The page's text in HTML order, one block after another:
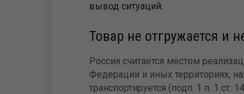
вывод ситуаций.
Товар не отгружается и
Россия считается местом
Федерации и иных территориях,
транспортируется (подп. 1 п. 1 ст.